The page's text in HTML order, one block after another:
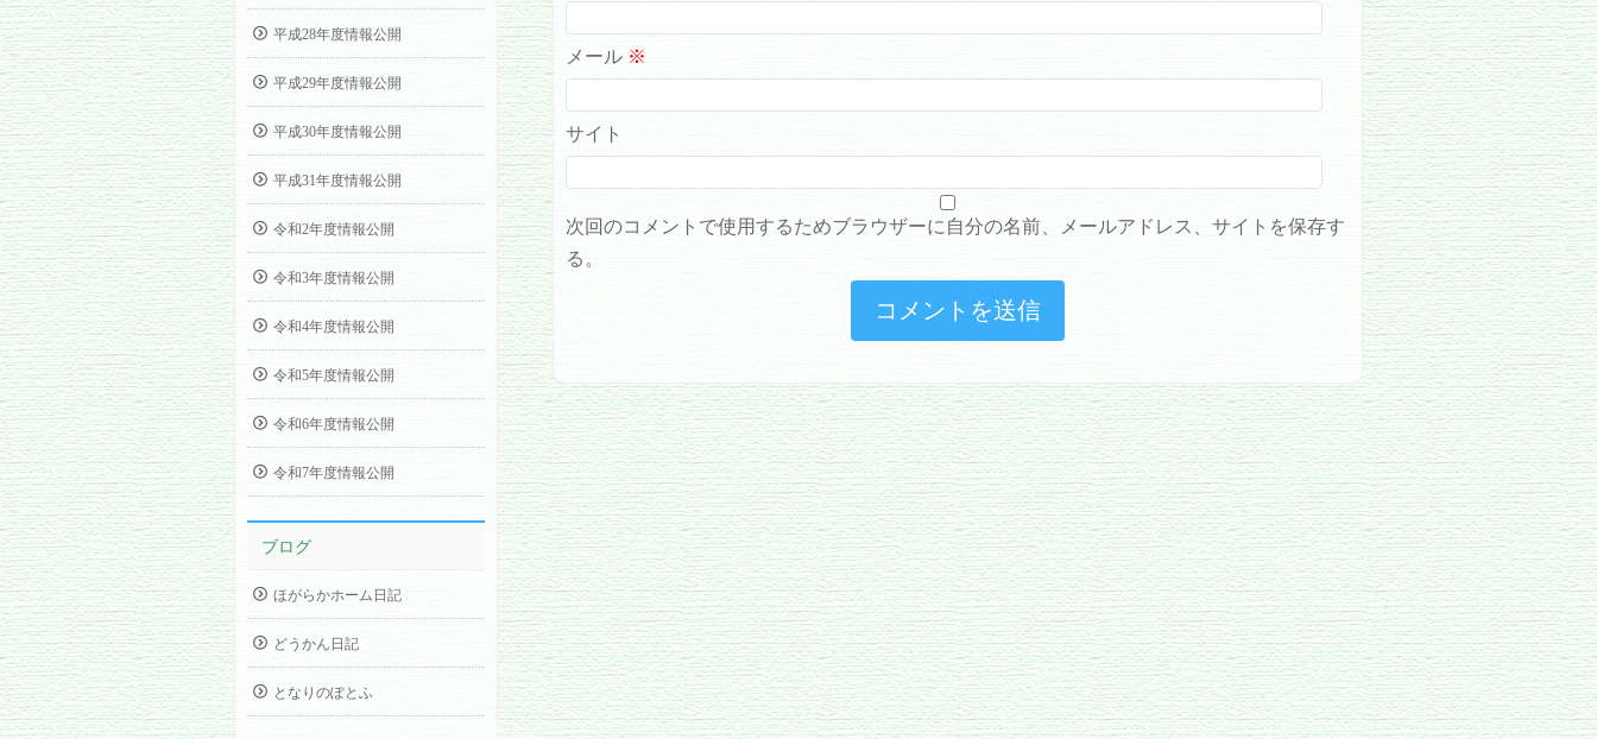
メール ※
サイト
次回のコメントで使用するためブラウザーに自分の名前、メールアドレス、サイトを保存す
る。
平成28年度情報公開
平成29年度情報公開
平成30年度情報公開
平成31年度情報公開
令和2年度情報公開
令和3年度情報公開
令和4年度情報公開
令和5年度情報公開
令和6年度情報公開
令和7年度情報公開
ブログ
ほがらかホーム日記
どうかん日記
となりのぽとふ